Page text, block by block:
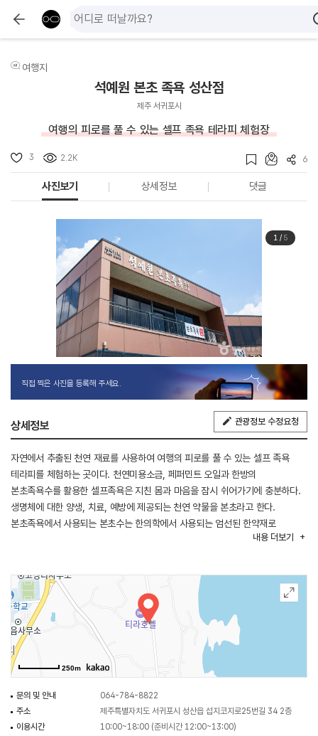
여행지
석예원 본초 족욕 성산점
제주 서귀포시
여행의 피로를 풀 수 있는 셀프 족욕 테라피 체험장
3 2.2K 6
사진보기 상세정보 댓글
1/ 5
직접 찍은 사진을 등록해 주세요.
상세정보 관광정보 수정요청
자연에서 추출된 천연 재료를 사용하여 여행의 피로를 풀 수 있는 셀프 족욕
테라피를 체험하는 곳이다. 천연미용소금, 페퍼민트 오일과 한방의
본초족욕수를 활용한 셀프족욕은 지친 몸과 마음을 잠시 쉬어가기에 충분하다.
생명체에 대한 양생, 치료, 예방에 제공되는 천연 약물을 본초라고 한다.
본초족욕에서 사용되는 본초수는 한의학에서 사용되는 엄선된 한약재로
만들어진다. 예로부터 한의학에서는 두한족열 즉, ‘머리는 차게 하고 발은
신체 전부가 발이다라고 불릴 만큼 중요한 신체이다. 족욕은 뭉친 근육을
풀어주고 체내 노폐물을 제거해 주며 혈액순환을 원활하게 해준다. 예약제로
운영하므로 온라인으로 사전 예약 후 방문하는 것이 좋다.
인근에는 섭지코지, 광치기해변 등의 관광지가 있다.
내용 더보기
250m
문의 및 안내
064-784-8822
주소
제주특별자치도 서귀포시 성산읍 섭지코지로25번길 34 2층
이용시간
10:00~18:00 (준비시간 12:00~13:00)